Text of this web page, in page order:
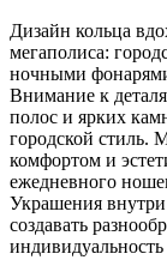
Дизайн кольца
мегаполиса:
ночными
Внимание к
полос и ярких
городской стиль.
комфортом и
ежедневного
Украшения
создавать